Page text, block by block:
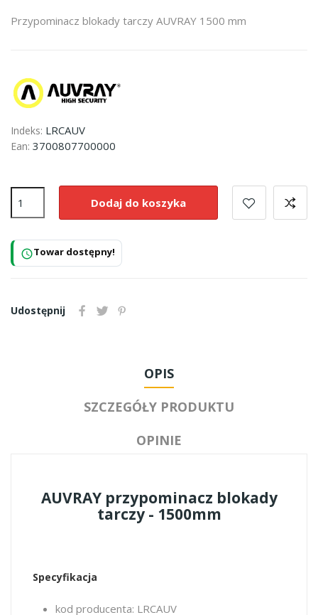
Przypominacz blokady tarczy AUVRAY 1500 mm
Indeks: LRCAUV
Ean: 3700807700000
Dodaj do koszyka
scheduleTowar dostępny!
Udostępnij
OPIS
SZCZEGÓŁY PRODUKTU
OPINIE
AUVRAY przypominacz blokady
tarczy - 1500mm
Specyfikacja
kod producenta: LRCAUV